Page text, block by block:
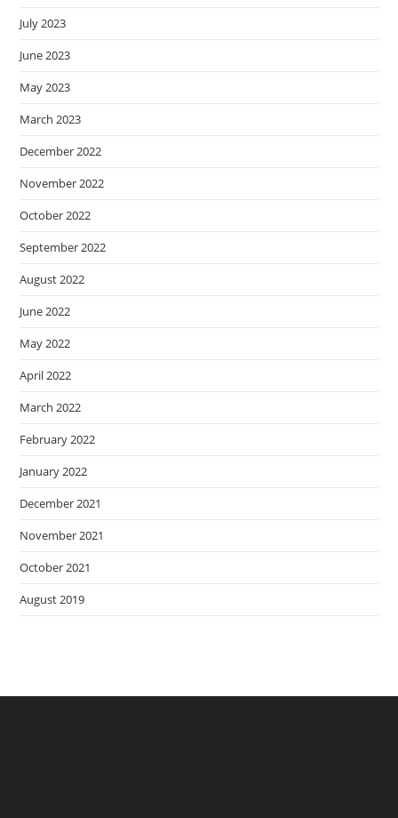
July 2023
June 2023
May 2023
March 2023
December 2022
November 2022
October 2022
September 2022
August 2022
June 2022
May 2022
April 2022
March 2022
February 2022
January 2022
December 2021
November 2021
October 2021
August 2019